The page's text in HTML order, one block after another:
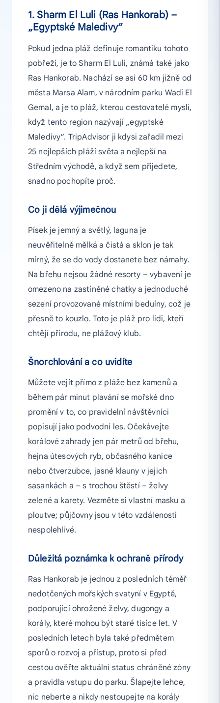
1. Sharm El Luli (Ras Hankorab) –
„Egyptské Maledivy“
Pokud jedna pláž definuje romantiku tohoto
pobřeží, je to Sharm El Luli, známá také jako
Ras Hankorab. Nachází se asi 60 km jižně od
města Marsa Alam, v národním parku Wadi El
Gemal, a je to pláž, kterou cestovatelé myslí,
když tento region nazývají „egyptské
Maledivy“. TripAdvisor ji kdysi zařadil mezi
25 nejlepších pláží světa a nejlepší na
Středním východě, a když sem přijedete,
snadno pochopíte proč.
Co ji dělá výjimečnou
Písek je jemný a světlý, laguna je
neuvěřitelně mělká a čistá a sklon je tak
mírný, že se do vody dostanete bez námahy.
Na břehu nejsou žádné resorty – vybavení je
omezeno na zastíněné chatky a jednoduché
sezení provozované místními beduíny, což je
přesně to kouzlo. Toto je pláž pro lidi, kteří
chtějí přírodu, ne plážový klub.
Šnorchlování a co uvidíte
Můžete vejít přímo z pláže bez kamenů a
během pár minut plavání se mořské dno
promění v to, co pravidelní návštěvníci
popisují jako podvodní les. Očekávejte
korálové zahrady jen pár metrů od břehu,
hejna útesových ryb, občasného kanice
nebo čtverzubce, jasné klauny v jejich
sasankách a – s trochou štěstí – želvy
zelené a karety. Vezměte si vlastní masku a
ploutve; půjčovny jsou v této vzdálenosti
nespolehlivé.
Důležitá poznámka k ochraně přírody
Ras Hankorab je jednou z posledních téměř
nedotčených mořských svatyní v Egyptě,
podporující ohrožené želvy, dugongy a
korály, které mohou být staré tisíce let. V
posledních letech byla také předmětem
sporů o rozvoj a přístup, proto si před
cestou ověřte aktuální status chráněné zóny
a pravidla vstupu do parku. Šlapejte lehce,
nic neberte a nikdy nestoupejte na korály